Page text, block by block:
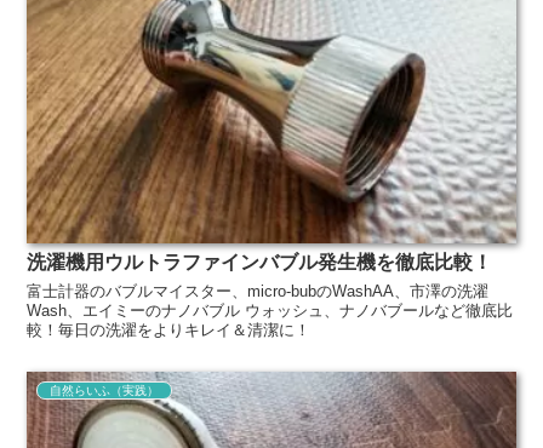
洗濯機用ウルトラファインバブル発生機を徹底比較！
富士計器のバブルマイスター、micro-bubのWashAA、市澤の洗濯
Wash、エイミーのナノバブル ウォッシュ、ナノバブールなど徹底比
較！毎日の洗濯をよりキレイ＆清潔に！
自然らいふ（実践）